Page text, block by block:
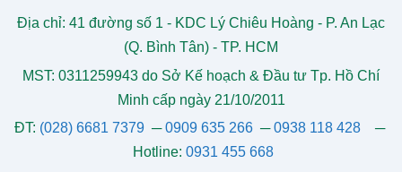
Địa chỉ: 41 đường số 1 - KDC Lý Chiêu Hoàng - P. An Lạc
(Q. Bình Tân) - TP. HCM
MST: 0311259943 do Sở Kế hoạch & Đầu tư Tp. Hồ Chí
Minh cấp ngày 21/10/2011
ĐT: (028) 6681 7379 ─0909 635 266─0938 118 428─
Hotline: 0931 455 668